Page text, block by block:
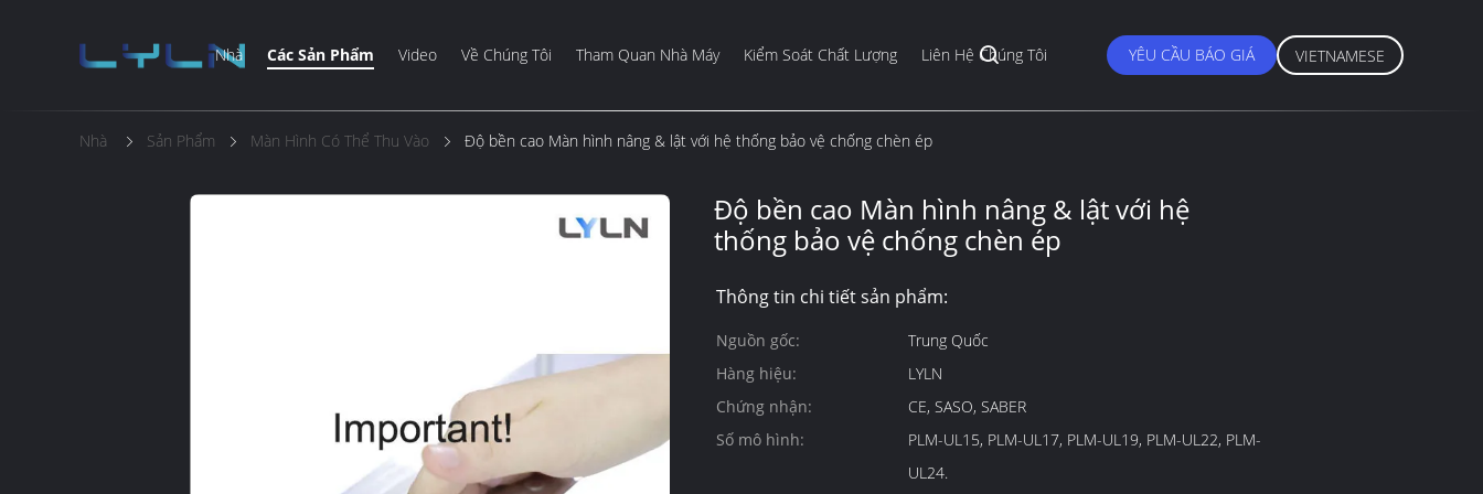
Nhà Các Sản Phẩm Video Về Chúng Tôi Tham Quan Nhà Máy Kiểm Soát Chất Lượng Liên Hệ Chúng Tôi YÊU CẦU BÁO GIÁ VIETNAMESE
Nhà Sản Phẩm Màn Hình Có Thể Thu Vào Độ bền cao Màn hình nâng & lật với hệ thống bảo vệ chống chèn ép
Độ bền cao Màn hình nâng & lật với hệ
thống bảo vệ chống chèn ép
Thông tin chi tiết sản phẩm:
Nguồn gốc:
Trung Quốc
Hàng hiệu:
LYLN
Chứng nhận:
CE, SASO, SABER
Số mô hình:
PLM-UL15, PLM-UL17, PLM-UL19, PLM-UL22, PLM-
UL24.